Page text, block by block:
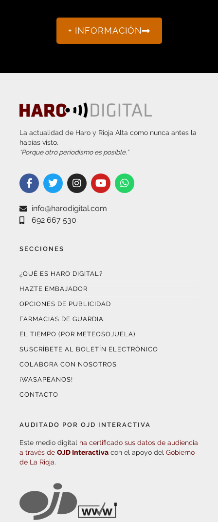
+ INFORMACIÓN
La actualidad de Haro y Rioja Alta como nunca antes la
habías visto.
“Porque otro periodismo es posible.”
info@harodigital.com
692 667 530
SECCIONES
¿QUÉ ES HARO DIGITAL?
HAZTE EMBAJADOR
OPCIONES DE PUBLICIDAD
FARMACIAS DE GUARDIA
EL TIEMPO (POR METEOSOJUELA)
SUSCRÍBETE AL BOLETÍN ELECTRÓNICO
COLABORA CON NOSOTROS
¡WASAPÉANOS!
CONTACTO
AUDITADO POR OJD INTERACTIVA
Este medio digital ha certificado sus datos de audiencia
a través de OJD Interactiva con el apoyo del Gobierno
de La Rioja.